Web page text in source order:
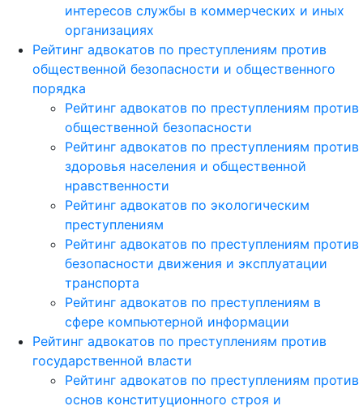
интересов службы в коммерческих и иных
организациях
Рейтинг адвокатов по преступлениям против
общественной безопасности и общественного
порядка
Рейтинг адвокатов по преступлениям против
общественной безопасности
Рейтинг адвокатов по преступлениям против
здоровья населения и общественной
нравственности
Рейтинг адвокатов по экологическим
преступлениям
Рейтинг адвокатов по преступлениям против
безопасности движения и эксплуатации
транспорта
Рейтинг адвокатов по преступлениям в
сфере компьютерной информации
Рейтинг адвокатов по преступлениям против
государственной власти
Рейтинг адвокатов по преступлениям против
основ конституционного строя и